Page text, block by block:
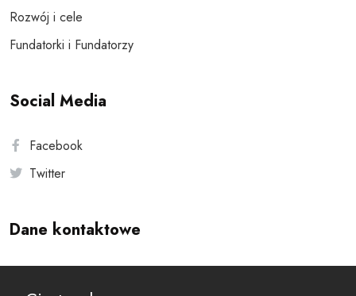
Rozwój i cele
Fundatorki i Fundatorzy
Social Media
Facebook
Twitter
Dane kontaktowe